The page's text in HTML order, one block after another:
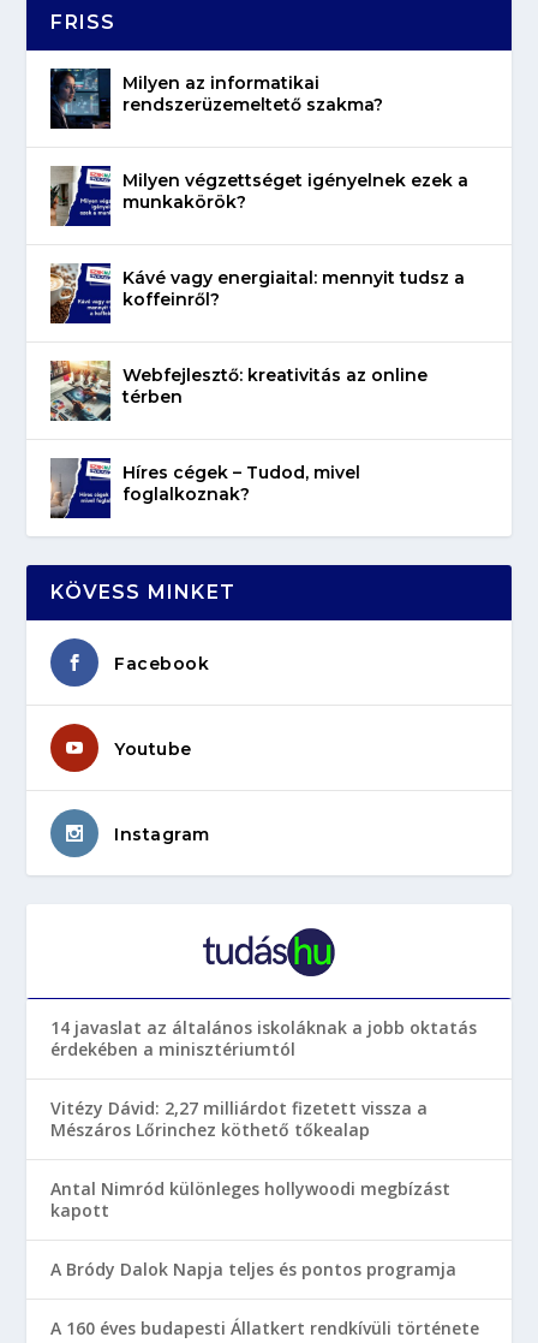
FRISS
Milyen az informatikai
rendszerüzemeltető szakma?
Milyen végzettséget igényelnek ezek a
munkakörök?
Kávé vagy energiaital: mennyit tudsz a
koffeinről?
Webfejlesztő: kreativitás az online
térben
Híres cégek – Tudod, mivel
foglalkoznak?
KÖVESS MINKET
Facebook
Youtube
Instagram
14 javaslat az általános iskoláknak a jobb oktatás
érdekében a minisztériumtól
Vitézy Dávid: 2,27 milliárdot fizetett vissza a
Mészáros Lőrinchez köthető tőkealap
Antal Nimród különleges hollywoodi megbízást
kapott
A Bródy Dalok Napja teljes és pontos programja
A 160 éves budapesti Állatkert rendkívüli története